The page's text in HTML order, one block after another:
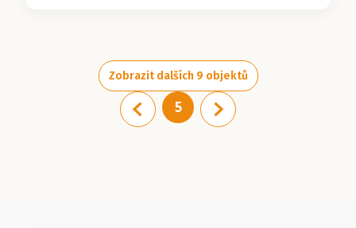
Zobrazit dalších 9 objektů
5